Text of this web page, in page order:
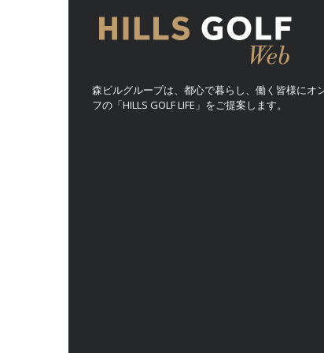
森ビルグループは、都心で暮らし、働く皆様にオ
フの「HILLS GOLF LIFE」をご提案します。